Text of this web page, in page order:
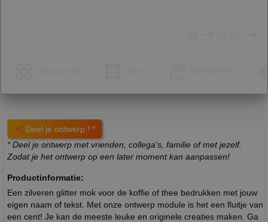
Deel je ontwerp ! *
* Deel je ontwerp met vrienden, collega's, familie of met jezelf.
Zodat je het ontwerp op een later moment kan aanpassen!
Productinformatie:
Een zilveren glitter mok voor de koffie of thee bedrukken met jouw
eigen naam of tekst. Met onze ontwerp module is het een fluitje van
een cent! Je kan de meeste leuke en originele creaties maken. Ga